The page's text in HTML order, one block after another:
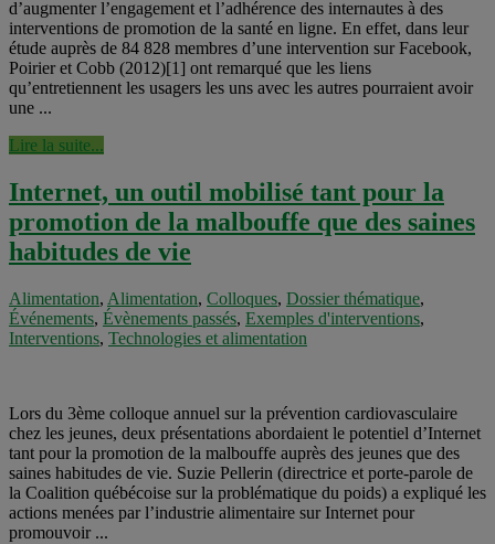
d’augmenter l’engagement et l’adhérence des internautes à des
interventions de promotion de la santé en ligne. En effet, dans leur
étude auprès de 84 828 membres d’une intervention sur Facebook,
Poirier et Cobb (2012)[1] ont remarqué que les liens
qu’entretiennent les usagers les uns avec les autres pourraient avoir
une ...
Lire la suite...
Internet, un outil mobilisé tant pour la
promotion de la malbouffe que des saines
habitudes de vie
Alimentation, Alimentation, Colloques, Dossier thématique,
Événements, Évènements passés, Exemples d'interventions,
Interventions, Technologies et alimentation
Lors du 3ème colloque annuel sur la prévention cardiovasculaire
chez les jeunes, deux présentations abordaient le potentiel d’Internet
tant pour la promotion de la malbouffe auprès des jeunes que des
saines habitudes de vie. Suzie Pellerin (directrice et porte-parole de
la Coalition québécoise sur la problématique du poids) a expliqué les
actions menées par l’industrie alimentaire sur Internet pour
promouvoir ...